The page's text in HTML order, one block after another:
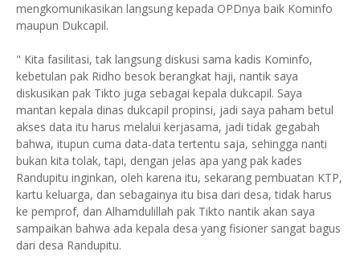
mengkomunikasikan langsung kepada OPDnya baik Kominfo
maupun Dukcapil.
" Kita fasilitasi, tak langsung diskusi sama kadis Kominfo,
kebetulan pak Ridho besok berangkat haji, nantik saya
diskusikan pak Tikto juga sebagai kepala dukcapil. Saya
mantan kepala dinas dukcapil propinsi, jadi saya paham betul
akses data itu harus melalui kerjasama, jadi tidak gegabah
bahwa, itupun cuma data-data tertentu saja, sehingga nanti
bukan kita tolak, tapi, dengan jelas apa yang pak kades
Randupitu inginkan, oleh karena itu, sekarang pembuatan KTP,
kartu keluarga, dan sebagainya itu bisa dari desa, tidak harus
ke pemprof, dan Alhamdulillah pak Tikto nantik akan saya
sampaikan bahwa ada kepala desa yang fisioner sangat bagus
dari desa Randupitu.